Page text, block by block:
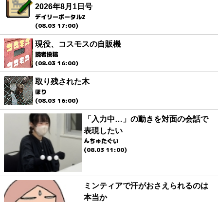
2026年8月1日号
デイリーポータルZ
(08.03 17:00)
現役、コスモスの自販機
読者投稿
(08.03 16:00)
取り残された木
ほり
(08.03 16:00)
「入力中…」の動きを対面の会話で
表現したい
んちゅたぐい
(08.03 11:00)
ミンティアで汗がおさえられるのは
本当か